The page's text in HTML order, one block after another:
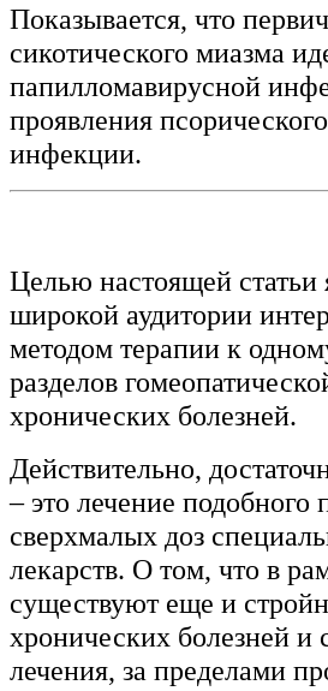
Показывается, что
сикотического миазма
папилломавирусной
проявления псо
инфекции.
Целью настоящей статьи
широкой аудитории
методом терапии к
разделов
хронических болезней.
Действительно,
– это лечение
сверхмалых доз
лекарств. О том, что в
существуют еще и
хронических болезней и
лечения, за пределами